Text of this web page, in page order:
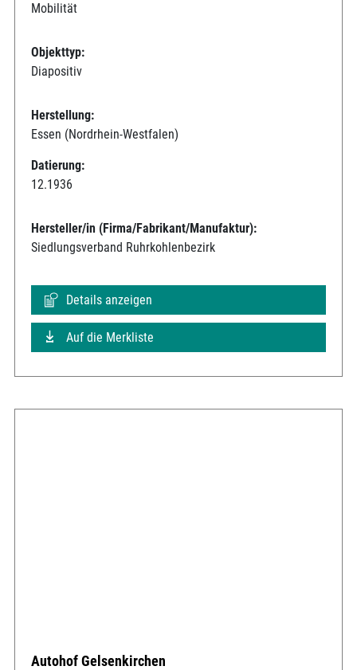
Mobilität
Objekttyp:
Diapositiv
Herstellung:
Essen (Nordrhein-Westfalen)
Datierung:
12.1936
Hersteller/in (Firma/Fabrikant/Manufaktur):
Siedlungsverband Ruhrkohlenbezirk
Details anzeigen
Auf die Merkliste
Autohof Gelsenkirchen